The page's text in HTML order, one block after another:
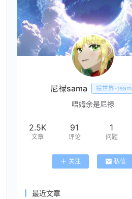
尼禄sama 绘世界-team
唔姆余是尼禄
2.5K
文章
91
评论
1
问题
关注 私信
最近文章